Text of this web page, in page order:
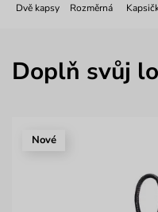
Dvě kapsy Rozměrná
Doplň svůj
Nové